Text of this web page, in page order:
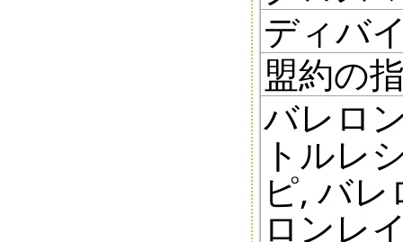
ディバ
盟約の
バレロ
トルレ
ピ, バ
ロンレ